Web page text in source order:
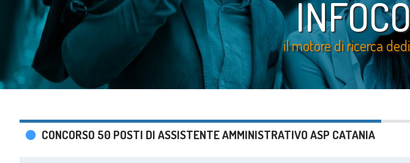
il motore di ricerca
CONCORSO 50 POSTI DI ASSISTENTE AMMINISTRATIVO ASP CATANIA